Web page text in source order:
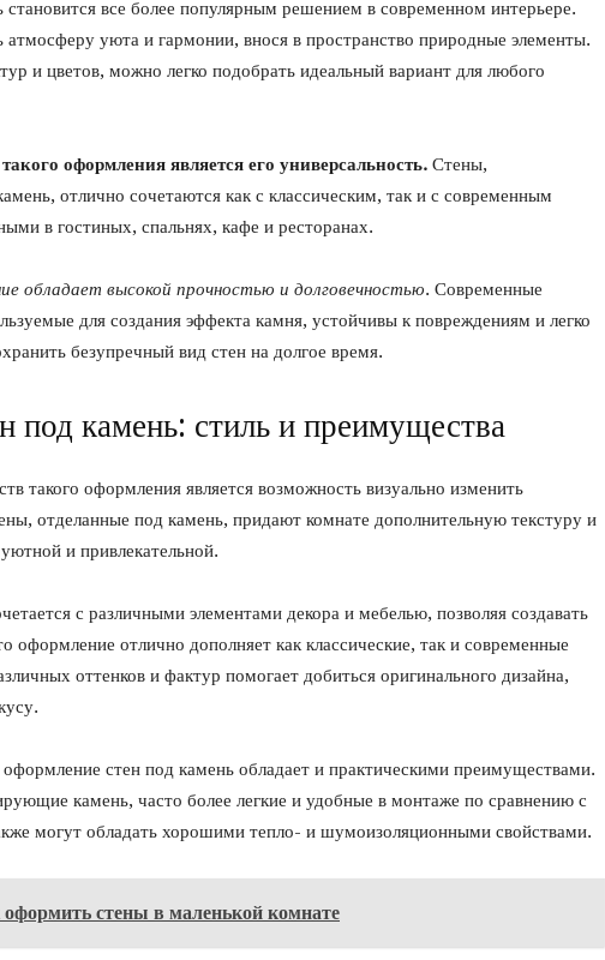
все более популярным решением в современном интерьере.
атмосферу уюта и гармонии, внося в пространство природные элементы.
и цветов, можно легко подобрать идеальный вариант для любого
оформления является его универсальность. Стены,
отлично сочетаются как с классическим, так и с современным
в гостиных, спальнях, кафе и ресторанах.
обладает высокой прочностью и долговечностью. Современные
для создания эффекта камня, устойчивы к повреждениям и легко
безупречный вид стен на долгое время.
под камень: стиль и преимущества
такого оформления является возможность визуально изменить
отделанные под камень, придают комнате дополнительную текстуру и
и привлекательной.
с различными элементами декора и мебелью, позволяя создавать
оформление отлично дополняет как классические, так и современные
оттенков и фактур помогает добиться оригинального дизайна,
оформление стен под камень обладает и практическими преимуществами.
камень, часто более легкие и удобные в монтаже по сравнению с
могут обладать хорошими тепло- и шумоизоляционными свойствами.
стены в маленькой комнате